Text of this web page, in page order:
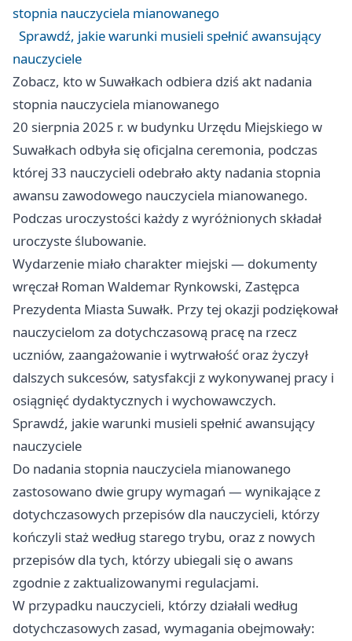
stopnia nauczyciela mianowanego
Sprawdź, jakie warunki musieli spełnić awansujący
nauczyciele
Zobacz, kto w Suwałkach odbiera dziś akt nadania
stopnia nauczyciela mianowanego
20 sierpnia 2025 r. w budynku Urzędu Miejskiego w
Suwałkach odbyła się oficjalna ceremonia, podczas
której 33 nauczycieli odebrało akty nadania stopnia
awansu zawodowego nauczyciela mianowanego.
Podczas uroczystości każdy z wyróżnionych składał
uroczyste ślubowanie.
Wydarzenie miało charakter miejski — dokumenty
wręczał Roman Waldemar Rynkowski, Zastępca
Prezydenta Miasta Suwałk. Przy tej okazji podziękował
nauczycielom za dotychczasową pracę na rzecz
uczniów, zaangażowanie i wytrwałość oraz życzył
dalszych sukcesów, satysfakcji z wykonywanej pracy i
osiągnięć dydaktycznych i wychowawczych.
Sprawdź, jakie warunki musieli spełnić awansujący
nauczyciele
Do nadania stopnia nauczyciela mianowanego
zastosowano dwie grupy wymagań — wynikające z
dotychczasowych przepisów dla nauczycieli, którzy
kończyli staż według starego trybu, oraz z nowych
przepisów dla tych, którzy ubiegali się o awans
zgodnie z zaktualizowanymi regulacjami.
W przypadku nauczycieli, którzy działali według
dotychczasowych zasad, wymagania obejmowały: